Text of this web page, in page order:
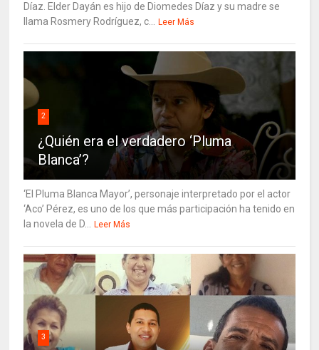
Díaz. Elder Dayán es hijo de Diomedes Díaz y su madre se
llama Rosmery Rodríguez, c...
Leer Más
2
¿Quién era el verdadero ‘Pluma
Blanca’?
‘El Pluma Blanca Mayor’, personaje interpretado por el actor
‘Aco’ Pérez, es uno de los que más participación ha tenido en
la novela de D...
Leer Más
3